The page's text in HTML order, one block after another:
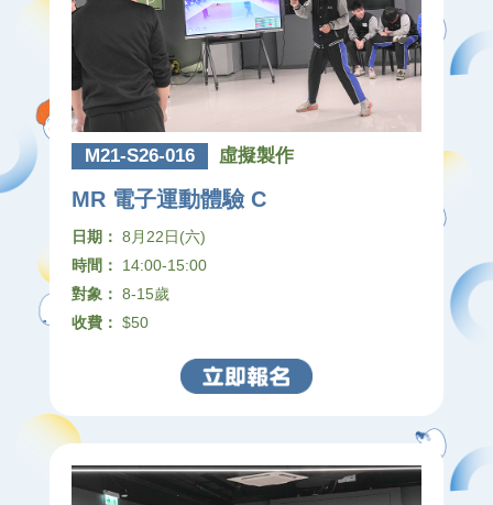
M21-S26-016 虛擬製作
MR 電子運動體驗 C
日期： 8月22日(六)
時間：
14:00-15:00
對象： 8-15歲
收費： $50